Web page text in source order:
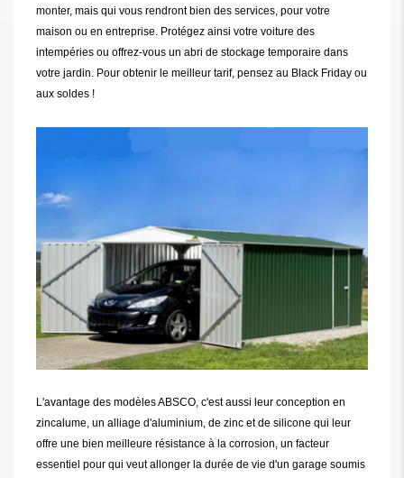
monter, mais qui vous rendront bien des services, pour votre
maison ou en entreprise. Protégez ainsi votre voiture des
intempéries ou offrez-vous un abri de stockage temporaire dans
votre jardin. Pour obtenir le meilleur tarif, pensez au Black Friday ou
aux soldes !
L'avantage des modèles ABSCO, c'est aussi leur conception en
zincalume, un alliage d'aluminium, de zinc et de silicone qui leur
offre une bien meilleure résistance à la corrosion, un facteur
essentiel pour qui veut allonger la durée de vie d'un garage soumis